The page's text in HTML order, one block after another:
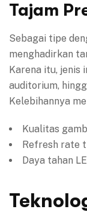
Tajam
Sebagai tipe
menghadirkan
Karena itu, jenis
auditorium,
Kelebihannya
Kualitas
Refresh rate
Daya tahan